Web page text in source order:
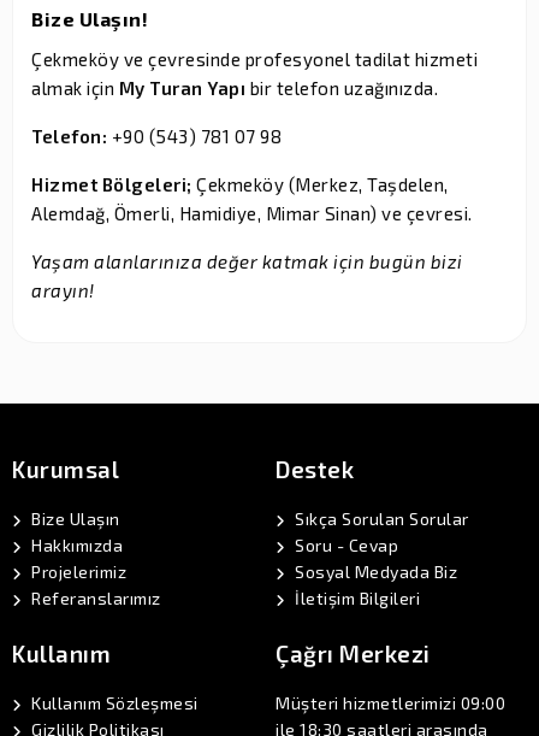
Bize Ulaşın!
Çekmeköy ve çevresinde profesyonel tadilat hizmeti
almak için My Turan Yapı bir telefon uzağınızda.
Telefon: +90 (543) 781 07 98
Hizmet Bölgeleri; Çekmeköy (Merkez, Taşdelen,
Alemdağ, Ömerli, Hamidiye, Mimar Sinan) ve çevresi.
Yaşam alanlarınıza değer katmak için bugün bizi
arayın!
Kurumsal
Bize Ulaşın
Hakkımızda
Projelerimiz
Referanslarımız
Destek
Sıkça Sorulan Sorular
Soru - Cevap
Sosyal Medyada Biz
İletişim Bilgileri
Kullanım
Kullanım Sözleşmesi
Gizlilik Politikası
Çağrı Merkezi
Müşteri hizmetlerimizi 09:00
ile 18:30 saatleri arasında